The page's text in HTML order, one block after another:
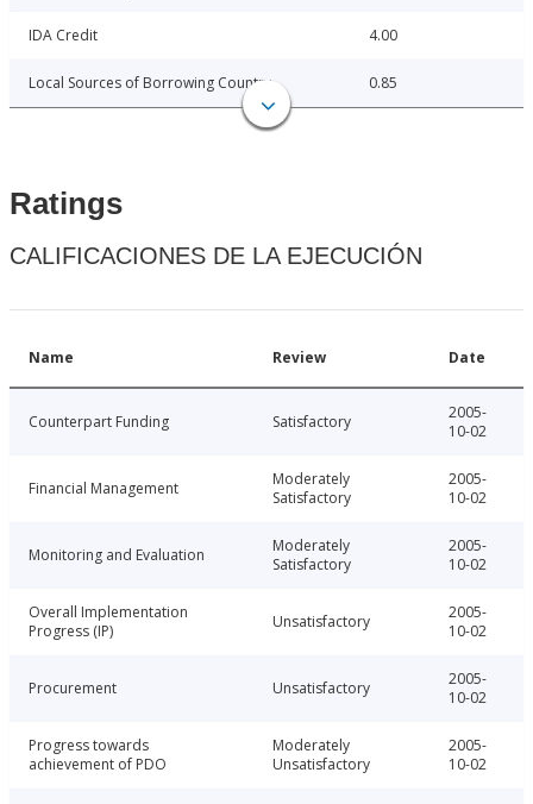
IDA Credit 4.00
Local Sources of Borrowing Country 0.85
Ratings
CALIFICACIONES DE LA EJECUCIÓN
Name Review Date
Counterpart Funding Satisfactory
2005-
10-02
Financial Management
Moderately
Satisfactory
2005-
10-02
Monitoring and Evaluation
Moderately
Satisfactory
2005-
10-02
Overall Implementation
Progress (IP)
Unsatisfactory
2005-
10-02
Procurement Unsatisfactory
2005-
10-02
Progress towards
achievement of PDO
Moderately
Unsatisfactory
2005-
10-02